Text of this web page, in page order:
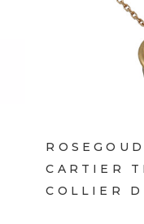
CARTIER
COLLIER